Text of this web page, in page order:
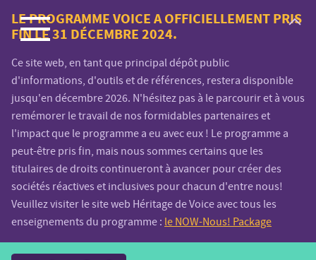
Voice.Global
website
LE PROGRAMME VOICE A OFFICIELLEMENT PRIS
FIN LE 31 DÉCEMBRE 2024.
Ce site web, en tant que principal dépôt public
d'informations, d'outils et de références, restera disponible
jusqu'en décembre 2026. N'hésitez pas à le parcourir et à vous
remémorer le travail de nos formidables partenaires et
l'impact que le programme a eu avec eux ! Le programme a
peut-être pris fin, mais nous sommes certains que les
titulaires de droits continueront à avancer pour créer des
sociétés réactives et inclusives pour chacun d'entre nous!
Veuillez visiter le site web Héritage de Voice avec tous les
enseignements du programme : le NOW-Nous! Package